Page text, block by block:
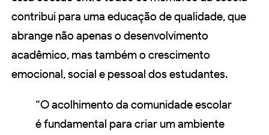
contribui para uma educação de qualidade, que
abrange não apenas o desenvolvimento
acadêmico, mas também o crescimento
emocional, social e pessoal dos estudantes.
“O acolhimento da comunidade escolar
é fundamental para criar um ambiente